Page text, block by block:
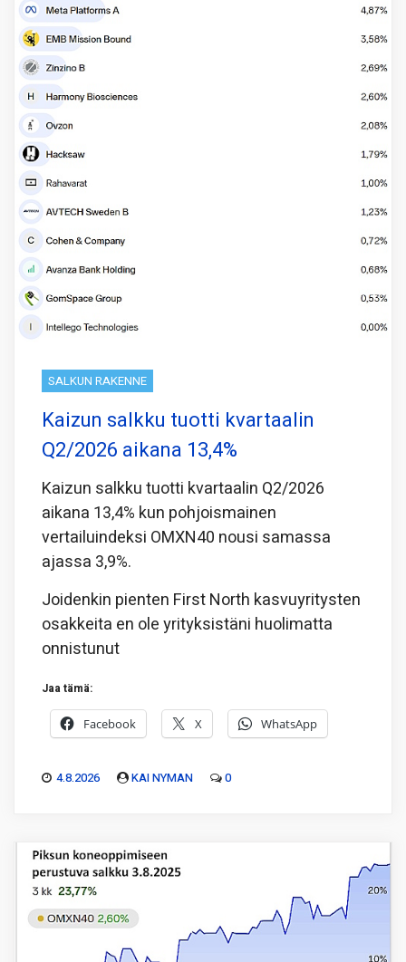
SALKUN RAKENNE
Kaizun salkku tuotti kvartaalin
Q2/2026 aikana 13,4%
Kaizun salkku tuotti kvartaalin Q2/2026
aikana 13,4% kun pohjoismainen
vertailuindeksi OMXN40 nousi samassa
ajassa 3,9%.
Joidenkin pienten First North kasvuyritysten
osakkeita en ole yrityksistäni huolimatta
onnistunut
Jaa tämä:
Facebook X WhatsApp
4.8.2026 KAI NYMAN 0